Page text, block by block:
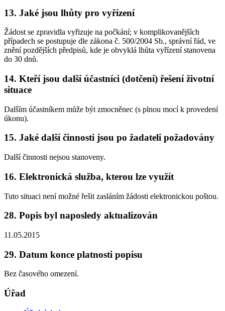
13. Jaké jsou lhůty pro vyřízení
Žádost se zpravidla vyřizuje na počkání; v komplikovanějších
případech se postupuje dle zákona č. 500/2004 Sb., správní řád, ve
znění pozdějších předpisů, kde je obvyklá lhůta vyřízení stanovena
do 30 dnů.
14. Kteří jsou další účastníci (dotčení) řešení životní
situace
Dalším účastníkem může být zmocněnec (s plnou mocí k provedení
úkonu).
15. Jaké další činnosti jsou po žadateli požadovány
Další činnosti nejsou stanoveny.
16. Elektronická služba, kterou lze využít
Tuto situaci není možné řešit zasláním žádosti elektronickou poštou.
28. Popis byl naposledy aktualizován
11.05.2015
29. Datum konce platnosti popisu
Bez časového omezení.
Úřad